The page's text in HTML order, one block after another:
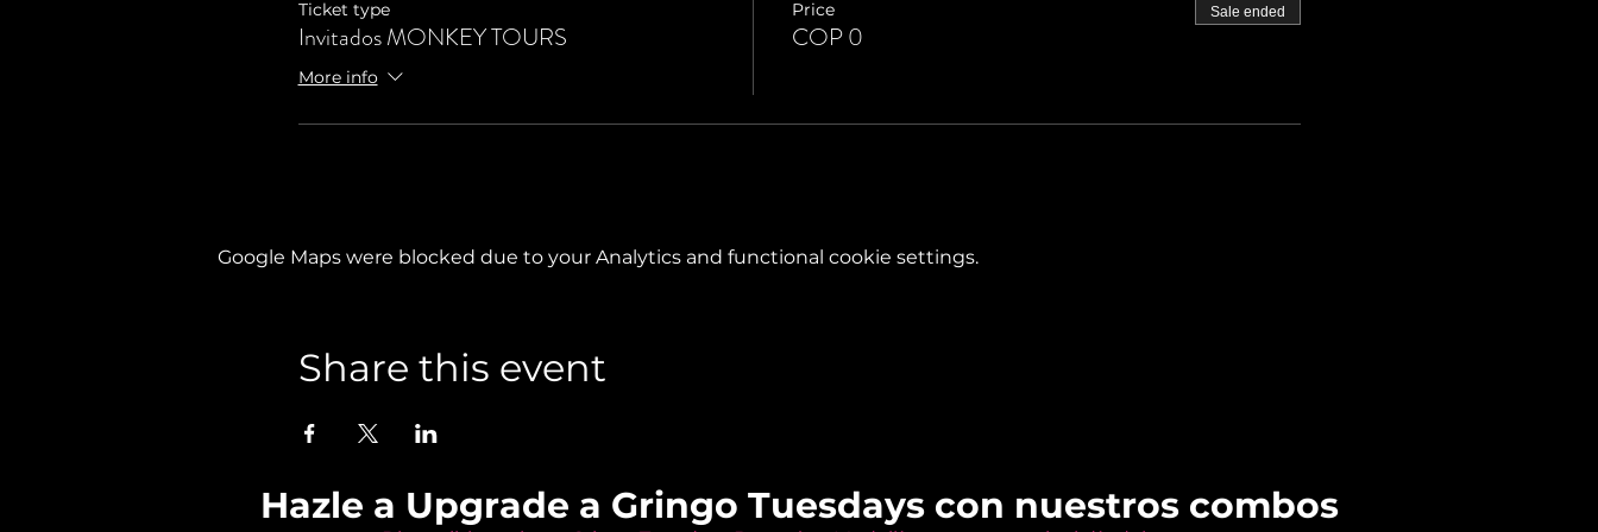
Ticket type
Invitados MONKEY TOURS
More info
Price
COP 0
Sale ended
Google Maps were blocked due to your Analytics and functional cookie settings.
Share this event
Hazle a Upgrade a Gringo Tuesdays con nuestros combos